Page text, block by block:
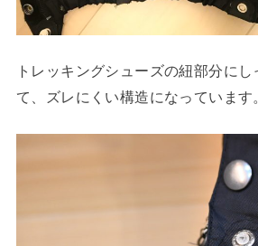
トレッキングシューズの紐部分にし
て、ズレにくい構造になっています